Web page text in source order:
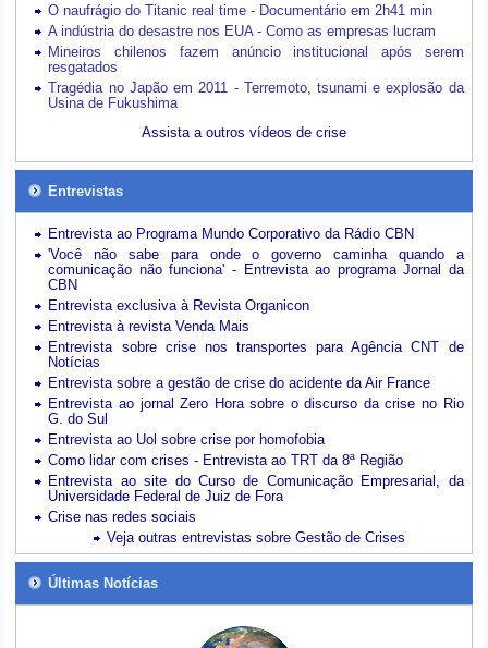
O naufrágio do Titanic real time - Documentário em 2h41 min
A indústria do desastre nos EUA - Como as empresas lucram
Mineiros chilenos fazem anúncio institucional após serem
resgatados
Tragédia no Japão em 2011 - Terremoto, tsunami e explosão da
Usina de Fukushima
Assista a outros vídeos de crise
Entrevistas
Entrevista ao Programa Mundo Corporativo da Rádio CBN
'Você não sabe para onde o governo caminha quando a
comunicação não funciona' - Entrevista ao programa Jornal da
CBN
Entrevista exclusiva à Revista Organicon
Entrevista à revista Venda Mais
Entrevista sobre crise nos transportes para Agência CNT de
Notícias
Entrevista sobre a gestão de crise do acidente da Air France
Entrevista ao jornal Zero Hora sobre o discurso da crise no Rio
G. do Sul
Entrevista ao Uol sobre crise por homofobia
Como lidar com crises - Entrevista ao TRT da 8ª Região
Entrevista ao site do Curso de Comunicação Empresarial, da
Universidade Federal de Juiz de Fora
Crise nas redes sociais
Veja outras entrevistas sobre Gestão de Crises
Últimas Notícias